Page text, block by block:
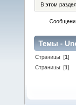
В этом
Темы -
Страницы: [1]
Страницы: [1]